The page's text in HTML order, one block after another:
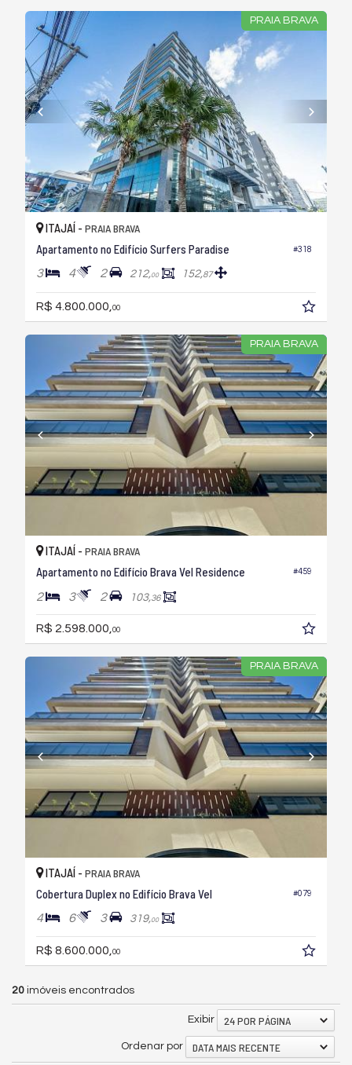
PRAIA BRAVA
#318
ITAJAÍ - PRAIA BRAVA
Apartamento no Edifício Surfers Paradise
3 4 2 212,00 152,87
R$ 4.800.000, 00
PRAIA BRAVA
#459
ITAJAÍ - PRAIA BRAVA
Apartamento no Edifício Brava Vel Residence
2 3 2 103,36
R$ 2.598.000, 00
PRAIA BRAVA
#079
ITAJAÍ - PRAIA BRAVA
Cobertura Duplex no Edifício Brava Vel
4 6 3 319,00
R$ 8.600.000, 00
20 imóveis encontrados
Exibir 24 POR PÁGINA
Ordenar por DATA MAIS RECENTE